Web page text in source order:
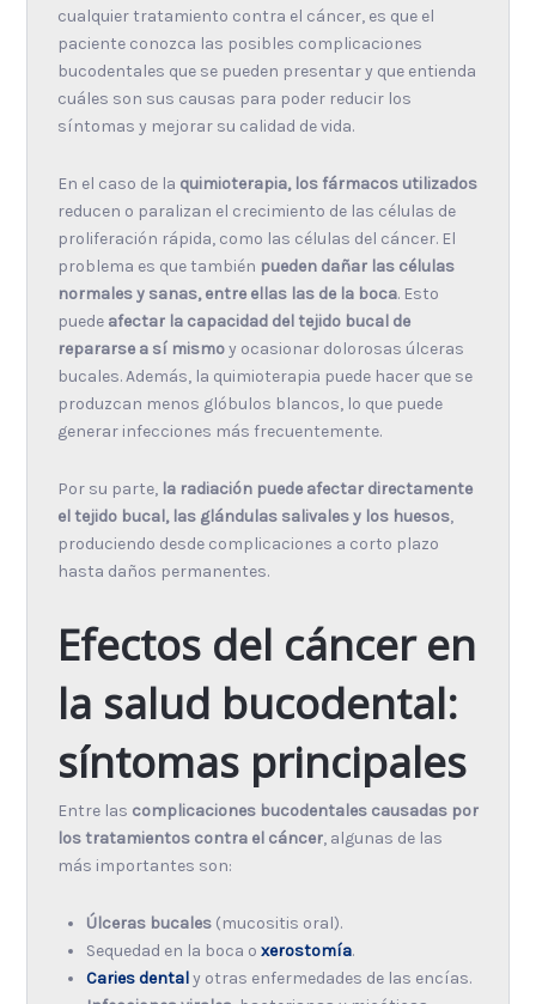
cualquier tratamiento contra el cáncer, es que el
paciente conozca las posibles complicaciones
bucodentales que se pueden presentar y que entienda
cuáles son sus causas para poder reducir los
síntomas y mejorar su calidad de vida.
En el caso de la quimioterapia, los fármacos utilizados
reducen o paralizan el crecimiento de las células de
proliferación rápida, como las células del cáncer. El
problema es que también pueden dañar las células
normales y sanas, entre ellas las de la boca. Esto
puede afectar la capacidad del tejido bucal de
repararse a sí mismoy ocasionar dolorosas úlceras
bucales. Además, la quimioterapia puede hacer que se
produzcan menos glóbulos blancos, lo que puede
generar infecciones más frecuentemente.
Por su parte, la radiación puede afectar directamente
el tejido bucal, las glándulas salivales y los huesos,
produciendo desde complicaciones a corto plazo
hasta daños permanentes.
Efectos del cáncer en
la salud bucodental:
síntomas principales
Entre las complicaciones bucodentales causadas por
los tratamientos contra el cáncer, algunas de las
más importantes son:
Úlceras bucales(mucositis oral).
Sequedad en la boca o xerostomía.
Caries dentaly otras enfermedades de las encías.